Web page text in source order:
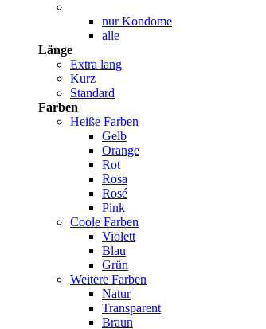
nur Kondome
alle
Länge
Extra lang
Kurz
Standard
Farben
Heiße Farben
Gelb
Orange
Rot
Rosa
Rosé
Pink
Coole Farben
Violett
Blau
Grün
Weitere Farben
Natur
Transparent
Braun